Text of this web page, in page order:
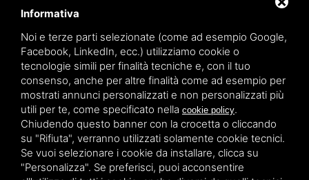
Area clienti
Privacy policy
Sitemap
TITOLCHIMICA SPA - VIA DELL'ARTIGIANATO, 2
(MACROAREA) 45030 VILLAMARZANA (RO) ITALY,
TEL +39 0425 492644. P.I. 00748970290
Informativa
Noi e terze parti selezionate (come ad esempio Google,
Facebook, LinkedIn, ecc.) utilizziamo cookie o
tecnologie simili per finalità tecniche e, con il tuo
consenso, anche per altre finalità come ad esempio per
mostrati annunci personalizzati e non personalizzati più
utili per te, come specificato nella cookie policy.
Chiudendo questo banner con la crocetta o cliccando
su "Rifiuta", verranno utilizzati solamente cookie tecnici.
Se vuoi selezionare i cookie da installare, clicca su
"Personalizza". Se preferisci, puoi acconsentire